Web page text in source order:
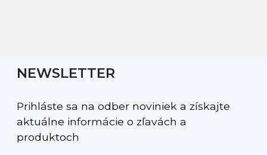
NEWSLETTER
Prihláste sa na odber noviniek a získajte
aktuálne informácie o zľavách a
produktoch